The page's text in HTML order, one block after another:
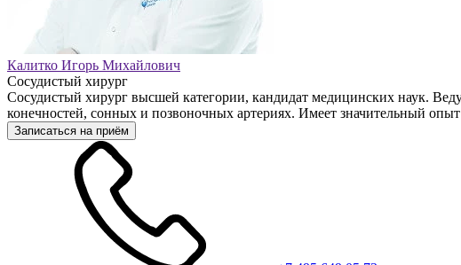
Калитко Игорь Михайлович
Сосудистый хирург
Сосудистый хирург высшей категории, кандидат медицинских наук.
конечностей, сонных и позвоночных артериях. Имеет значительный
Записаться на приём